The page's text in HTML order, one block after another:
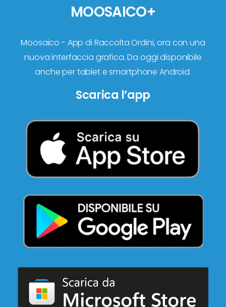
MOOSAICO+
Moosaico - App di Raccolta Ordini, ora con una
nuova interfaccia grafica. Da oggi disponibile
anche per tablet e smartphone Android.
Scarica l’app